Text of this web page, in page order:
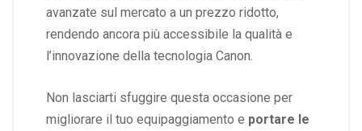
avanzate sul mercato a un prezzo ridotto,
rendendo ancora più accessibile la qualità e
l’innovazione della tecnologia Canon.
Non lasciarti sfuggire questa occasione per
migliorare il tuo equipaggiamento e portare le